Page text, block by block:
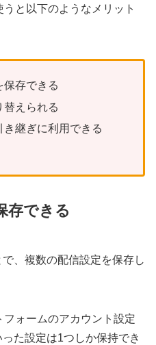
と以下のようなメリット
保存できる
替えられる
継ぎに利用できる
存できる
、複数の配信設定を保存し
ォームのアカウント設定
た設定は1つしか保持でき